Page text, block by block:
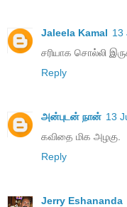
Jaleela Kamal 13
சரியாக சொல்லி
Reply
அன்புடன் நான் 13
கவிதை மிக அழகு.
Reply
Jerry Eshananda